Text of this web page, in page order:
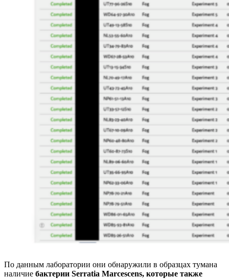
По данным лаборатории они обнаружили в образцах тумана
наличие бактерии Serratia Marcescens, которые также